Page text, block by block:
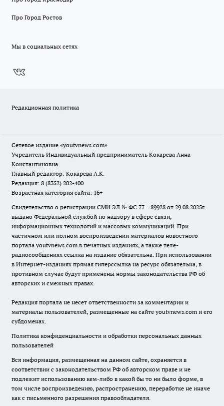
Про Город Ростов
Мы в социальных сетях
Редакционная политика
Сетевое издание «youtvnews.com»
Учредитель Индивидуальный предприниматель Кокарева Анна
Константиновна
Главный редактор: Кокарева А.К.
Редакция: 8 (8352) 202-400
Возрастная категория сайта: 16+
Свидетельство о регистрации СМИ ЭЛ № ФС 77 – 89928 от 29.08.2025г.
выдано Федеральной службой по надзору в сфере связи,
информационных технологий и массовых коммуникаций. При
частичном или полном воспроизведении материалов новостного
портала youtvnews.com в печатных изданиях, а также теле-
радиосообщениях ссылка на издание обязательна. При использовании
в Интернет-изданиях прямая гиперссылка на ресурс обязательна, в
противном случае будут применены нормы законодательства РФ об
авторских и смежных правах.
Редакция портала не несет ответственности за комментарии и
материалы пользователей, размещенные на сайте youtvnews.com и его
субдоменах.
Политика конфиденциальности и обработки персональных данных
пользователей
Вся информация, размещенная на данном сайте, охраняется в
соответствии с законодательством РФ об авторском праве и не
подлежит использованию кем-либо в какой бы то ни было форме, в
том числе воспроизведению, распространению, переработке не иначе
как с письменного разрешения правообладателя.